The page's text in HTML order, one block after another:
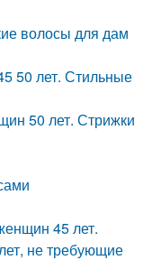
волосы для дам
50 лет. Стильные
50 лет. Стрижки
45 лет.
не требующие